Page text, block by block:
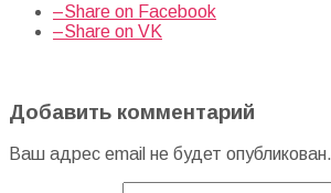
–Share on Facebook
–Share on VK
Добавить комментарий
Ваш адрес email не будет опубликован.